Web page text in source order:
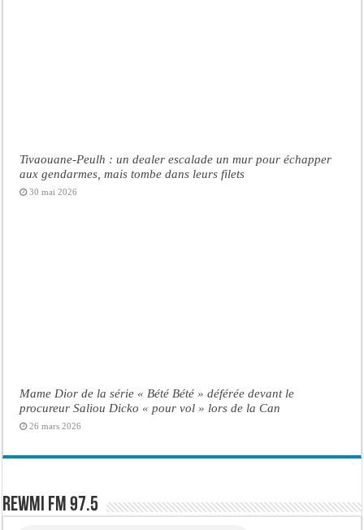
Tivaouane-Peulh : un dealer escalade un mur pour échapper
aux gendarmes, mais tombe dans leurs filets
30 mai 2026
Mame Dior de la série « Bété Bété » déférée devant le
procureur Saliou Dicko « pour vol » lors de la Can
26 mars 2026
Rewmi FM 97.5